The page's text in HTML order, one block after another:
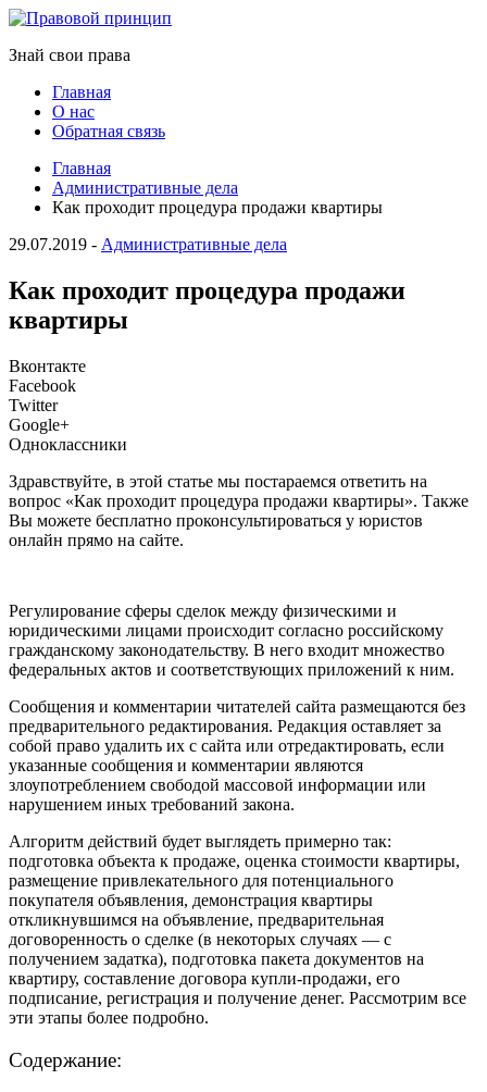
Знай свои права
Главная
О нас
Обратная связь
Главная
Административные дела
Как проходит процедура продажи квартиры
29.07.2019 - Административные дела
Как проходит процедура продажи
квартиры
Вконтакте
Facebook
Twitter
Google+
Одноклассники
Здравствуйте, в этой статье мы постараемся ответить на
вопрос «Как проходит процедура продажи квартиры». Также
Вы можете бесплатно проконсультироваться у юристов
онлайн прямо на сайте.
Регулирование сферы сделок между физическими и
юридическими лицами происходит согласно российскому
гражданскому законодательству. В него входит множество
федеральных актов и соответствующих приложений к ним.
Сообщения и комментарии читателей сайта размещаются без
предварительного редактирования. Редакция оставляет за
собой право удалить их с сайта или отредактировать, если
указанные сообщения и комментарии являются
злоупотреблением свободой массовой информации или
нарушением иных требований закона.
Алгоритм действий будет выглядеть примерно так:
подготовка объекта к продаже, оценка стоимости квартиры,
размещение привлекательного для потенциального
покупателя объявления, демонстрация квартиры
откликнувшимся на объявление, предварительная
договоренность о сделке (в некоторых случаях — с
получением задатка), подготовка пакета документов на
квартиру, составление договора купли-продажи, его
подписание, регистрация и получение денег. Рассмотрим все
эти этапы более подробно.
Содержание: